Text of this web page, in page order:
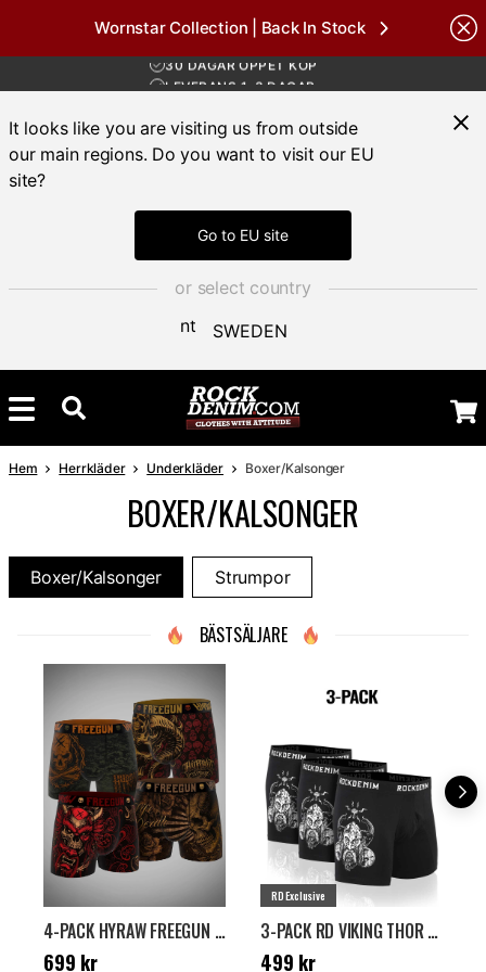
Wornstar Collection | Back In Stock
FRI FRAKT ÖVER 1000 KR
LEVERANS 1-3 DAGAR
FRI FRAKT ÖVER 1000 KR
It looks like you are visiting us from outside
our main regions. Do you want to visit our EU
site?
Go to EU site
or select country
SWEDEN
Hem Herrkläder Underkläder Boxer/Kalsonger
BOXER/KALSONGER
Boxer/Kalsonger Strumpor
BÄSTSÄLJARE
4-PACK HYRAW FREEGUN BOXERS - SVART/GRÖN/RÖD
Pris: 699 kr
699 kr
RD Exclusive
3-PACK RD VIKING THOR BOXERS - SVART
Pris: 499 kr
499 kr